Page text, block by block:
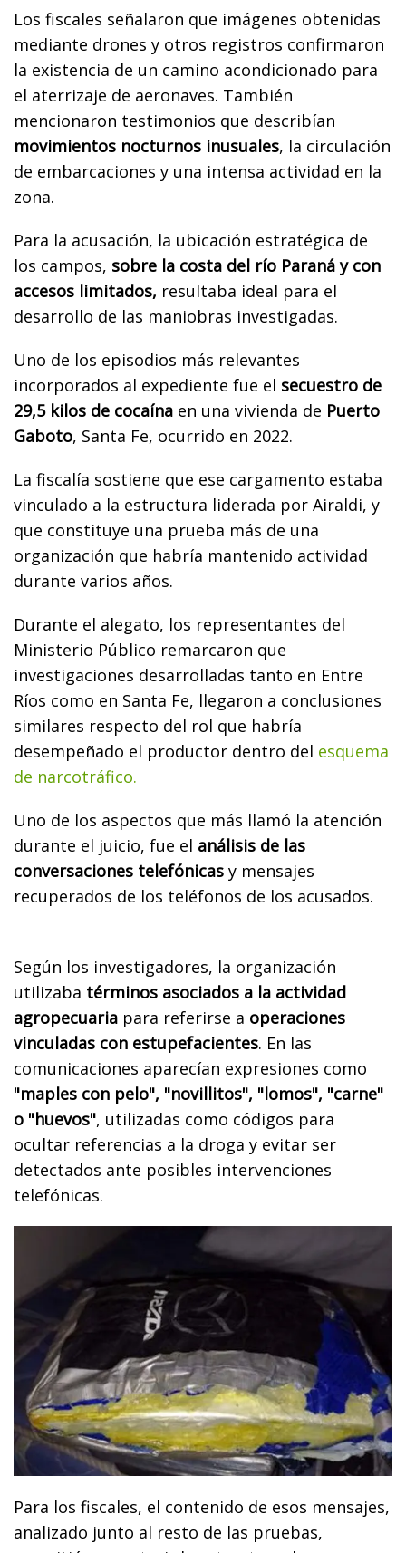
Los fiscales señalaron que imágenes obtenidas
mediante drones y otros registros confirmaron
la existencia de un camino acondicionado para
el aterrizaje de aeronaves. También
mencionaron testimonios que describían
movimientos nocturnos inusuales, la circulación
de embarcaciones y una intensa actividad en la
zona.
Para la acusación, la ubicación estratégica de
los campos, sobre la costa del río Paraná y con
accesos limitados, resultaba ideal para el
desarrollo de las maniobras investigadas.
Uno de los episodios más relevantes
incorporados al expediente fue el secuestro de
29,5 kilos de cocaína en una vivienda de Puerto
Gaboto, Santa Fe, ocurrido en 2022.
La fiscalía sostiene que ese cargamento estaba
vinculado a la estructura liderada por Airaldi, y
que constituye una prueba más de una
organización que habría mantenido actividad
durante varios años.
Durante el alegato, los representantes del
Ministerio Público remarcaron que
investigaciones desarrolladas tanto en Entre
Ríos como en Santa Fe, llegaron a conclusiones
similares respecto del rol que habría
desempeñado el productor dentro del esquema
de narcotráfico.
Uno de los aspectos que más llamó la atención
durante el juicio, fue el análisis de las
conversaciones telefónicas y mensajes
recuperados de los teléfonos de los acusados.
Según los investigadores, la organización
utilizaba términos asociados a la actividad
agropecuaria para referirse a operaciones
vinculadas con estupefacientes. En las
comunicaciones aparecían expresiones como
"maples con pelo", "novillitos", "lomos", "carne"
o "huevos", utilizadas como códigos para
ocultar referencias a la droga y evitar ser
detectados ante posibles intervenciones
telefónicas.
Para los fiscales, el contenido de esos mensajes,
analizado junto al resto de las pruebas,